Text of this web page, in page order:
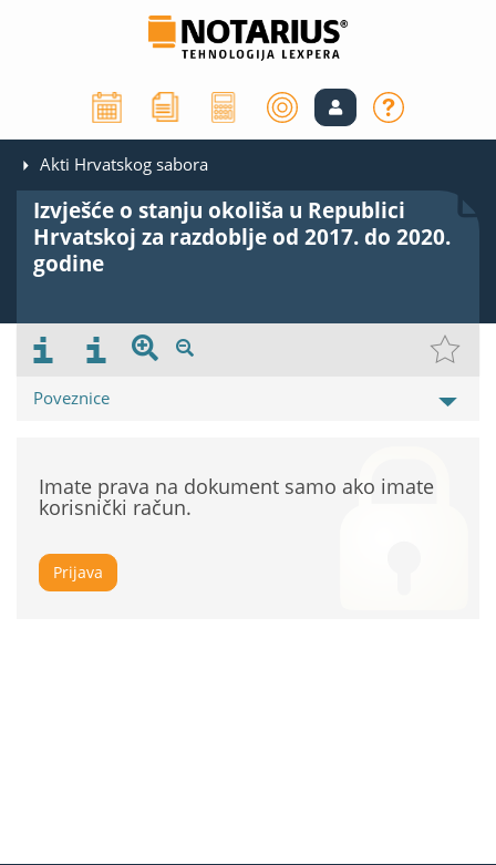
Akti Hrvatskog sabora
Izvješće o stanju okoliša u Republici
Hrvatskoj za razdoblje od 2017. do 2020.
godine
Poveznice
Imate prava na dokument samo ako imate
korisnički račun.
Prijava